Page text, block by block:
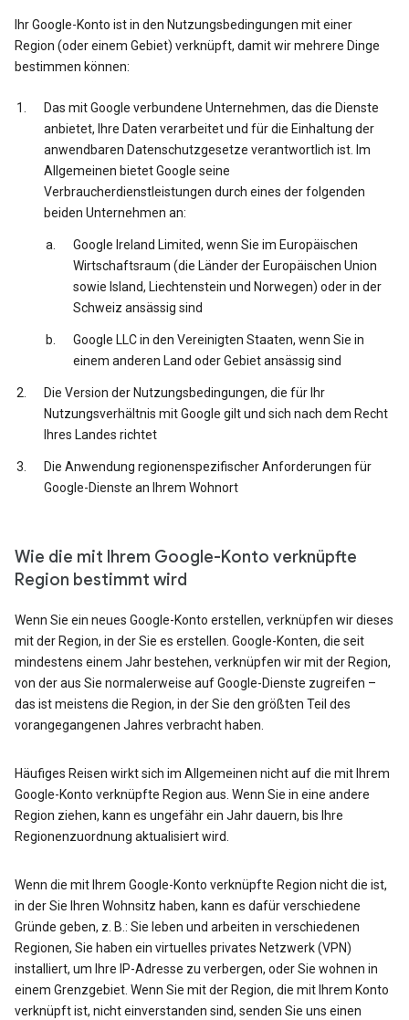
Ihr Google-Konto ist in den Nutzungsbedingungen mit einer
Region (oder einem Gebiet) verknüpft, damit wir mehrere Dinge
bestimmen können:
Das mit Google verbundene Unternehmen, das die Dienste
anbietet, Ihre Daten verarbeitet und für die Einhaltung der
anwendbaren Datenschutzgesetze verantwortlich ist. Im
Allgemeinen bietet Google seine
Verbraucherdienstleistungen durch eines der folgenden
beiden Unternehmen an:
Google Ireland Limited, wenn Sie im Europäischen
Wirtschaftsraum (die Länder der Europäischen Union
sowie Island, Liechtenstein und Norwegen) oder in der
Schweiz ansässig sind
Google LLC in den Vereinigten Staaten, wenn Sie in
einem anderen Land oder Gebiet ansässig sind
Die Version der Nutzungsbedingungen, die für Ihr
Nutzungsverhältnis mit Google gilt und sich nach dem Recht
Ihres Landes richtet
Die Anwendung regionenspezifischer Anforderungen für
Google-Dienste an Ihrem Wohnort
Wie die mit Ihrem Google-Konto verknüpfte
Region bestimmt wird
Wenn Sie ein neues Google-Konto erstellen, verknüpfen wir dieses
mit der Region, in der Sie es erstellen. Google-Konten, die seit
mindestens einem Jahr bestehen, verknüpfen wir mit der Region,
von der aus Sie normalerweise auf Google-Dienste zugreifen –
das ist meistens die Region, in der Sie den größten Teil des
vorangegangenen Jahres verbracht haben.
Häufiges Reisen wirkt sich im Allgemeinen nicht auf die mit Ihrem
Google-Konto verknüpfte Region aus. Wenn Sie in eine andere
Region ziehen, kann es ungefähr ein Jahr dauern, bis Ihre
Regionenzuordnung aktualisiert wird.
Wenn die mit Ihrem Google-Konto verknüpfte Region nicht die ist,
in der Sie Ihren Wohnsitz haben, kann es dafür verschiedene
Gründe geben, z. B.: Sie leben und arbeiten in verschiedenen
Regionen, Sie haben ein virtuelles privates Netzwerk (VPN)
installiert, um Ihre IP-Adresse zu verbergen, oder Sie wohnen in
einem Grenzgebiet. Wenn Sie mit der Region, die mit Ihrem Konto
verknüpft ist, nicht einverstanden sind, senden Sie uns einen